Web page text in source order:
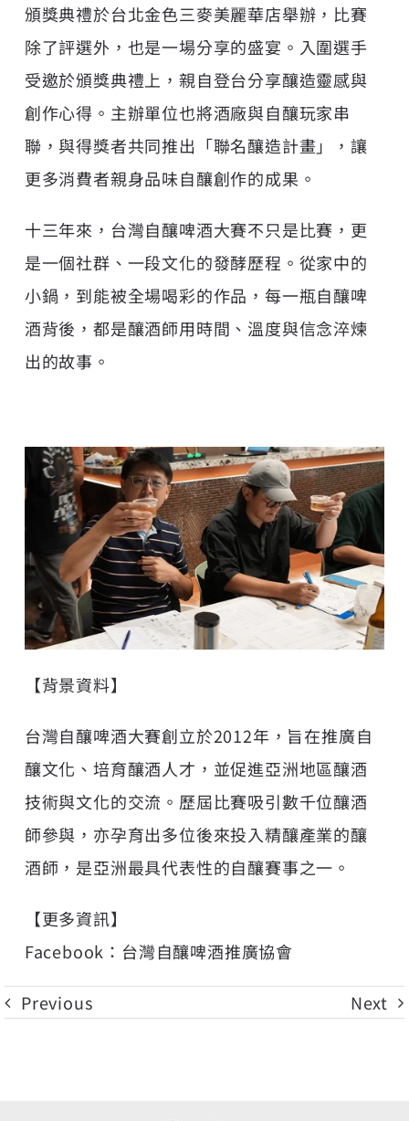
頒獎典禮於台北金色三麥美麗華店舉辦，比賽
除了評選外，也是一場分享的盛宴。入圍選手
受邀於頒獎典禮上，親自登台分享釀造靈感與
創作心得。主辦單位也將酒廠與自釀玩家串
聯，與得獎者共同推出「聯名釀造計畫」，讓
更多消費者親身品味自釀創作的成果。
十三年來，台灣自釀啤酒大賽不只是比賽，更
是一個社群、一段文化的發酵歷程。從家中的
小鍋，到能被全場喝彩的作品，每一瓶自釀啤
酒背後，都是釀酒師用時間、溫度與信念淬煉
出的故事。
【背景資料】
台灣自釀啤酒大賽創立於2012年，旨在推廣自
釀文化、培育釀酒人才，並促進亞洲地區釀酒
技術與文化的交流。歷屆比賽吸引數千位釀酒
師參與，亦孕育出多位後來投入精釀產業的釀
酒師，是亞洲最具代表性的自釀賽事之一。
【更多資訊】
Facebook： 台灣自釀啤酒推廣協會
Previous Next